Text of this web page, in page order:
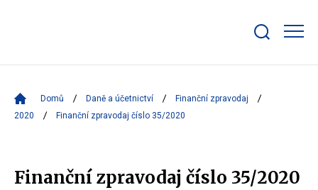
bar
Domů Daně a účetnictví
Finanční zpravodaj
2020
Finanční zpravodaj číslo 35/2020
Finanční zpravodaj číslo 35/2020